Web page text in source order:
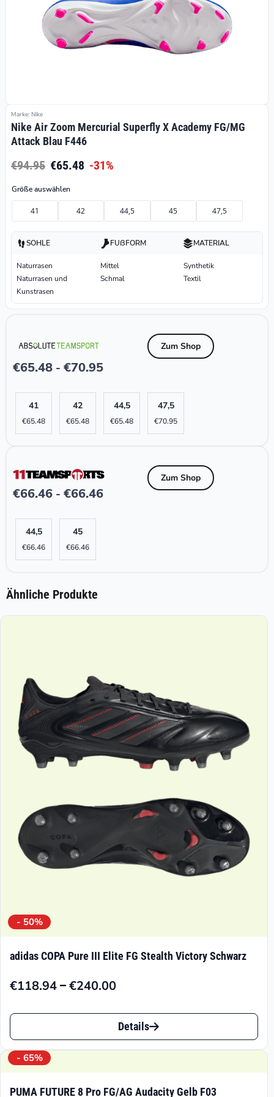
Marke: Nike
Nike Air Zoom Mercurial Superfly X Academy FG/MG
Attack Blau F446
€94.95 €65.48 -31%
Größe auswählen
41 42 44,5 45 47,5
SOHLE
Naturrasen
Naturrasen und
Kunstrasen
FUßFORM
Mittel
Schmal
MATERIAL
Synthetik
Textil
€65.48 - €70.95
Zum Shop
41
€65.48
42
€65.48
44,5
€65.48
47,5
€70.95
€66.46 - €66.46
Zum Shop
44,5
€66.46
45
€66.46
Ähnliche Produkte
- 50%
adidas COPA Pure III Elite FG Stealth Victory Schwarz
€118.94–€240.00
Preisspanne:
€240.00
Dieses
Produkt
weist
Details
- 65%
PUMA FUTURE 8 Pro FG/AG Audacity Gelb F03